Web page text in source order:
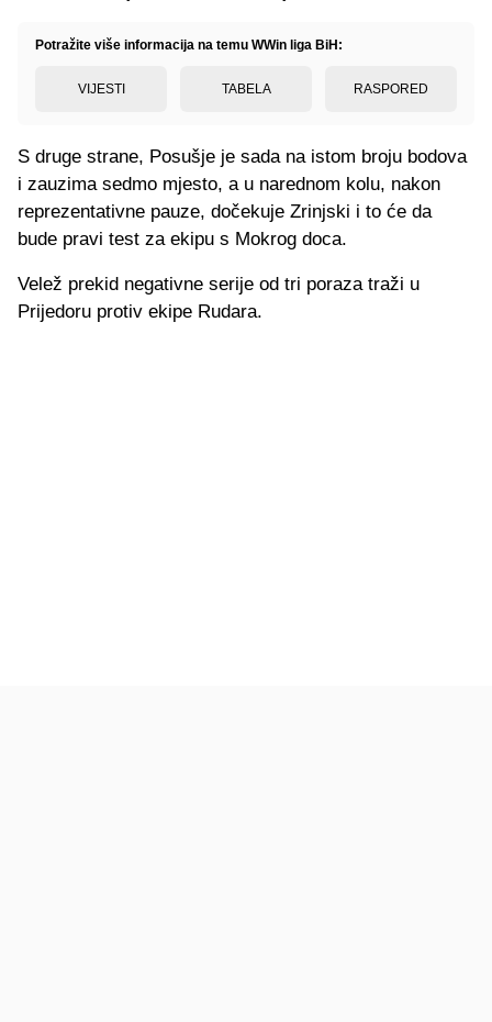
Potražite više informacija na temu WWin liga BiH:
VIJESTI TABELA RASPORED
S druge strane, Posušje je sada na istom broju bodova
i zauzima sedmo mjesto, a u narednom kolu, nakon
reprezentativne pauze, dočekuje Zrinjski i to će da
bude pravi test za ekipu s Mokrog doca.
Velež prekid negativne serije od tri poraza traži u
Prijedoru protiv ekipe Rudara.